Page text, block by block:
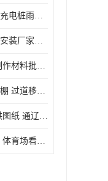
佛山市电动车雨棚充电桩雨棚小区电动车棚
佛山市膜结构车棚安装厂家发货安装
膜结构车棚 厂家制作材料批发安装一体式工厂
佛山大型架空电动棚 过道移动雨蓬 屋轨道悬空棚免费测量
篮球场景观棚 提供图纸 通辽膜结构厂家
北海物流雨棚厂家 体育场看台雨棚 价格优惠